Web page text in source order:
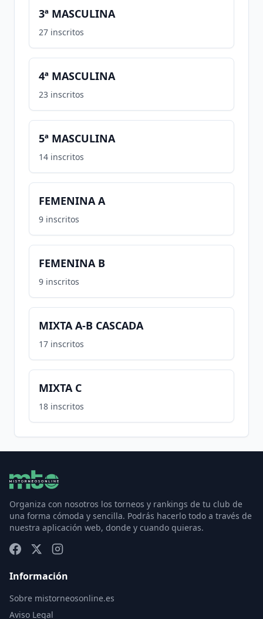
3ª MASCULINA
27 inscritos
4ª MASCULINA
23 inscritos
5ª MASCULINA
14 inscritos
FEMENINA A
9 inscritos
FEMENINA B
9 inscritos
MIXTA A-B CASCADA
17 inscritos
MIXTA C
18 inscritos
Organiza con nosotros los torneos y rankings de tu club de
una forma cómoda y sencilla. Podrás hacerlo todo a través de
nuestra aplicación web, donde y cuando quieras.
Información
Sobre mistorneosonline.es
Aviso Legal